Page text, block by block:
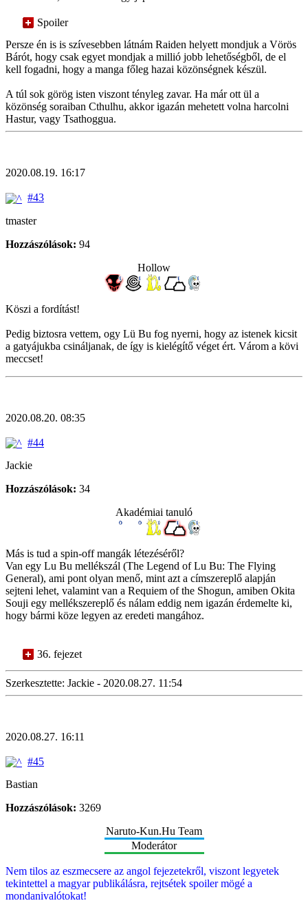
Spoiler
Persze én is is szívesebben látnám Raiden helyett mondjuk a Vörös
Bárót, hogy csak egyet mondjak a millió jobb lehetőségből, de el
kell fogadni, hogy a manga főleg hazai közönségnek készül.
A túl sok görög isten viszont tényleg zavar. Ha már ott ül a
közönség soraiban Cthulhu, akkor igazán mehetett volna harcolni
Hastur, vagy Tsathoggua.
2020.08.19. 16:17
#43
tmaster
Hozzászólások: 94
Hollow
Köszi a fordítást!
Pedig biztosra vettem, ogy Lü Bu fog nyerni, hogy az istenek kicsit
a gatyájukba csináljanak, de így is kielégítő véget ért. Várom a kövi
meccset!
2020.08.20. 08:35
#44
Jackie
Hozzászólások: 34
Akadémiai tanuló
Más is tud a spin-off mangák létezéséről?
Van egy Lu Bu mellékszál (The Legend of Lu Bu: The Flying
General), ami pont olyan menő, mint azt a címszereplő alapján
sejteni lehet, valamint van a Requiem of the Shogun, amiben Okita
Souji egy mellékszereplő és nálam eddig nem igazán érdemelte ki,
hogy bármi köze legyen az eredeti mangához.
36. fejezet
Szerkesztette: Jackie - 2020.08.27. 11:54
2020.08.27. 16:11
#45
Bastian
Hozzászólások: 3269
Naruto-Kun.Hu Team
Moderátor
Nem tilos az eszmecsere az angol fejezetekről, viszont legyetek
tekintettel a magyar publikálásra, rejtsétek spoiler mögé a
mondanivalótokat!